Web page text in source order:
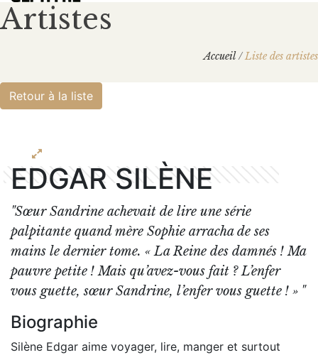
Artistes
Accueil/Liste des artistes
Retour à la liste
EDGAR SILÈNE
"Sœur Sandrine achevait de lire une série
palpitante quand mère Sophie arracha de ses
mains le dernier tome. « La Reine des damnés ! Ma
pauvre petite ! Mais qu’avez-vous fait ? L’enfer
vous guette, sœur Sandrine, l’enfer vous guette ! » "
Biographie
Silène Edgar aime voyager, lire, manger et surtout